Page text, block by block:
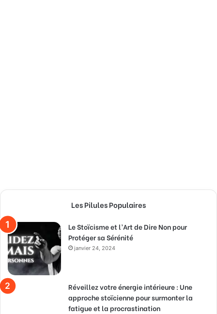
Les Pilules Populaires
Le Stoïcisme et l’Art de Dire Non pour
Protéger sa Sérénité
janvier 24, 2024
Réveillez votre énergie intérieure : Une
approche stoïcienne pour surmonter la
fatigue et la procrastination